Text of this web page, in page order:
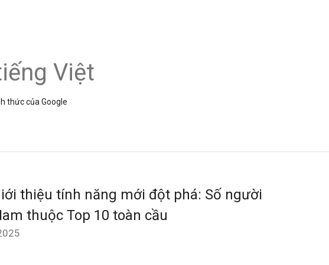
Việt
thức của Google
thiệu tính năng mới đột phá: Số người
thuộc Top 10 toàn cầu